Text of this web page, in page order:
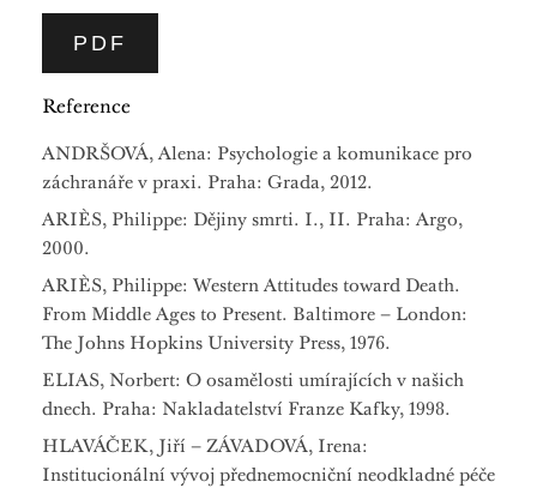
PDF
Reference
ANDRŠOVÁ, Alena: Psychologie a komunikace pro
záchranáře v praxi. Praha: Grada, 2012.
ARIÈS, Philippe: Dějiny smrti. I., II. Praha: Argo,
2000.
ARIÈS, Philippe: Western Attitudes toward Death.
From Middle Ages to Present. Baltimore – London:
The Johns Hopkins University Press, 1976.
ELIAS, Norbert: O osamělosti umírajících v našich
dnech. Praha: Nakladatelství Franze Kafky, 1998.
HLAVÁČEK, Jiří – ZÁVADOVÁ, Irena:
Institucionální vývoj přednemocniční neodkladné péče